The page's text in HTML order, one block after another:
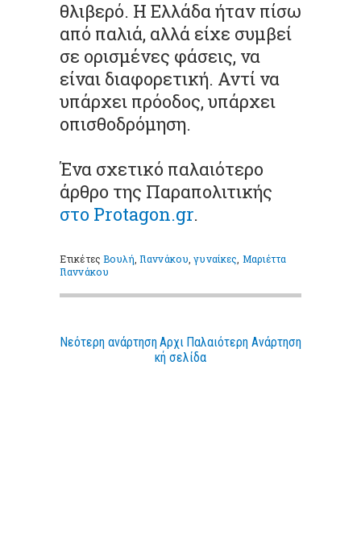
θλιβερό. Η Ελλάδα ήταν πίσω
από παλιά, αλλά είχε συμβεί
σε ορισμένες φάσεις, να
είναι διαφορετική. Αντί να
υπάρχει πρόοδος, υπάρχει
οπισθοδρόμηση.
Ένα σχετικό παλαιότερο
άρθρο της Παραπολιτικής
στο Protagon.gr.
ΕτικέτεςΒουλή Γιαννάκου ,γυναίκες Μαριέττα
Γιαννάκου
Νεότερη ανάρτηση Παλαιότερη Ανάρτηση
Αρχι
κή σελίδα